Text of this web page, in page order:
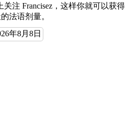
关注 Francisez，这样你就可以获得
法语剂量。
年8月8日